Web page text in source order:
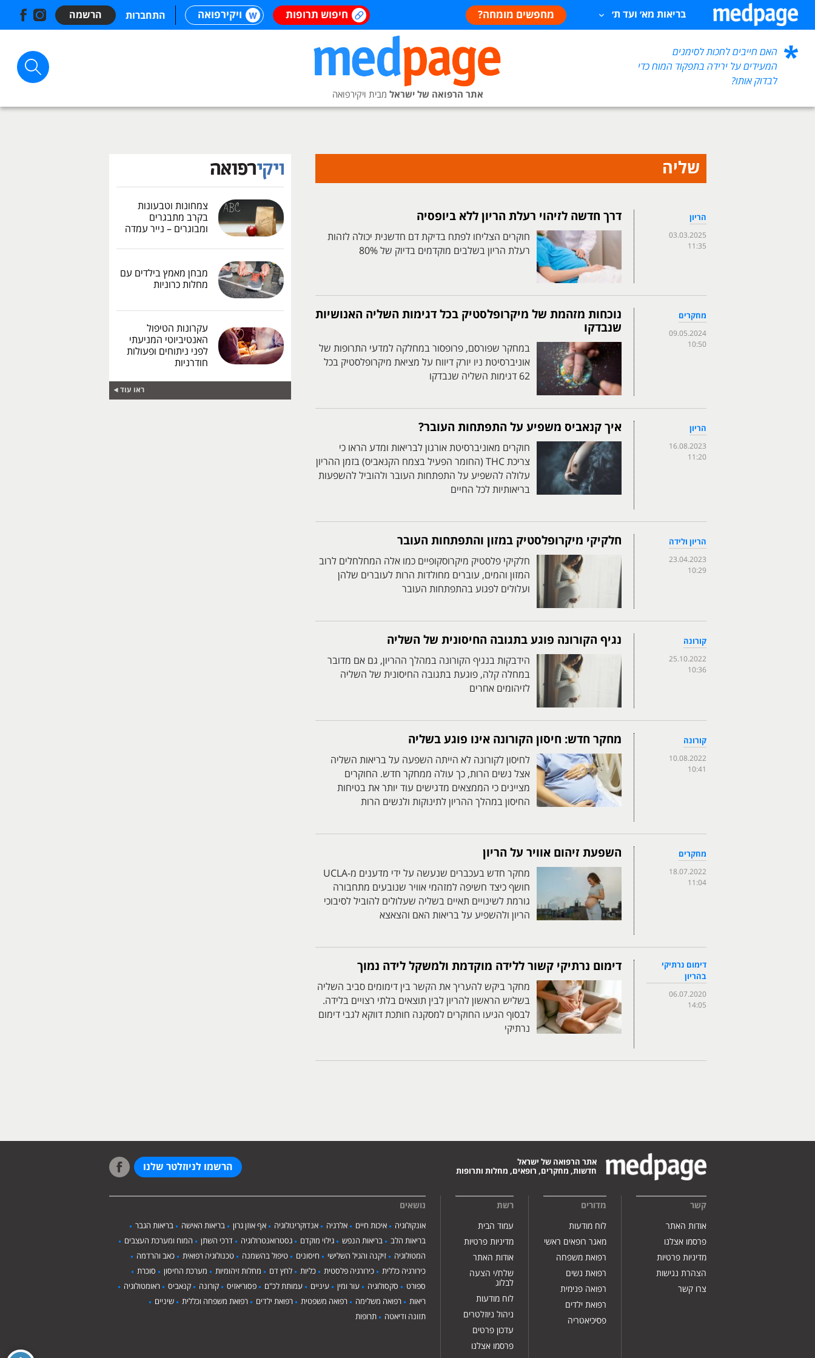
בריאות מא׳ ועד ת׳ מחפשים מומחה? חיפוש תרופות ויקירפואה התחברות הרשמה
האם חייבים לחכות לסימנים
המעידים על ירידה בתפקוד המוח כדי
לבדוק אותו?
אתר הרפואה של ישראל מבית ויקירפואה
שליה
הריון
03.03.2025
11:35
דרך חדשה לזיהוי רעלת הריון ללא ביופסיה
חוקרים הצליחו לפתח בדיקת דם חדשנית יכולה לזהות
רעלת הריון בשלבים מוקדמים בדיוק של 80%
מחקרים
09.05.2024
10:50
נוכחות מזהמת של מיקרופלסטיק בכל דגימות השליה האנושיות
שנבדקו
במחקר שפורסם, פרופסור במחלקה למדעי התרופות של
אוניברסיטת ניו יורק דיווח על מציאת מיקרופלסטיק בכל
62 דגימות השליה שנבדקו
הריון
16.08.2023
11:20
איך קנאביס משפיע על התפתחות העובר?
חוקרים מאוניברסיטת אורגון לבריאות ומדע הראו כי
צריכת THC (החומר הפעיל בצמח הקנאביס) בזמן ההריון
עלולה להשפיע על התפתחות העובר ולהוביל להשפעות
בריאותיות לכל החיים
הריון ולידה
23.04.2023
10:29
חלקיקי מיקרופלסטיק במזון והתפתחות העובר
חלקיקי פלסטיק מיקרוסקופיים כמו אלה המחלחלים לרוב
המזון והמים, עוברים מחולדות הרות לעוברים שלהן
ועלולים לפגוע בהתפתחות העובר
קורונה
25.10.2022
10:36
נגיף הקורונה פוגע בתגובה החיסונית של השליה
הידבקות בנגיף הקורונה במהלך ההריון, גם אם מדובר
במחלה קלה, פוגעת בתגובה החיסונית של השליה
לזיהומים אחרים
קורונה
10.08.2022
10:41
מחקר חדש: חיסון הקורונה אינו פוגע בשליה
לחיסון לקורונה לא הייתה השפעה על בריאות השליה
אצל נשים הרות, כך עולה ממחקר חדש. החוקרים
מציינים כי הממצאים מדגישים עוד יותר את בטיחות
החיסון במהלך ההריון לתינוקות ולנשים הרות
מחקרים
18.07.2022
11:04
השפעת זיהום אוויר על הריון
מחקר חדש בעכברים שנעשה על ידי מדענים מ-UCLA
חושף כיצד חשיפה למזהמי אוויר שנובעים מתחבורה
גורמת לשינויים תאיים בשליה שעלולים להוביל לסיבוכי
הריון ולהשפיע על בריאות האם והצאצא
דימום נרתיקי
בהריון
06.07.2020
14:05
דימום נרתיקי קשור ללידה מוקדמת ולמשקל לידה נמוך
מחקר ביקש להעריך את הקשר בין דימומים סביב השליה
בשליש הראשון להריון לבין תוצאים בלתי רצויים בלידה.
לבסוף הגיעו החוקרים למסקנה חותכת דווקא לגבי דימום
נרתיקי
צמחונות וטבעונות
בקרב מתבגרים
ומבוגרים – נייר עמדה
מבחן מאמץ בילדים עם
מחלות כרוניות
עקרונות הטיפול
האנטיביוטי המניעתי
לפני ניתוחים ופעולות
חודרניות
ראו עוד
אתר הרפואה של ישראל
חדשות, מחקרים, רופאים, מחלות ותרופות
הרשמו לניוזלטר שלנו
קשר
אודות האתר
פרסמו אצלנו
מדיניות פרטיות
הצהרת נגישות
צרו קשר
מדורים
לוח מודעות
מאגר רופאים ראשי
רפואת משפחה
רפואת נשים
רפואה פנימית
רפואת ילדים
פסיכיאטריה
רשת
עמוד הבית
מדיניות פרטיות
אודות האתר
שלח/י הצעה
לבלוג
לוח מודעות
ניהול ניוזלטרים
עדכון פרטים
פרסמו אצלנו
נושאים
אונקולוגיה איכות חיים אלרגיה אנדוקרינולוגיה אף אוזן גרון בריאות האישה
בריאות הגבר
בריאות הלב
בריאות הנפש גילוי מוקדם גסטרואנטרולוגיה דרכי השתן
המוח ומערכת העצבים
המטולוגיה
זיקנה והגיל השלישי חיסונים טיפול בהשמנה טכנולוגיה רפואית
כאב והרדמה
כירורגיה כללית
כירורגיה פלסטית כליות לחץ דם מחלות זיהומיות מערכת החיסון
סוכרת
ספורט
סקסולוגיה עור ומין עיניים עמותת לכ"ם פסוריאזיס קורונה קנאביס
ראומטולוגיה
ריאות
רפואה משלימה רפואה משפטית רפואת ילדים רפואת משפחה וכללית
שיניים
תזונה ודיאטה
תרופות